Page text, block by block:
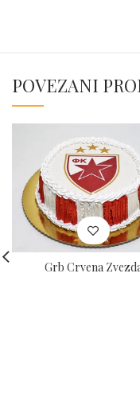
POVEZANI
Grb Crvena